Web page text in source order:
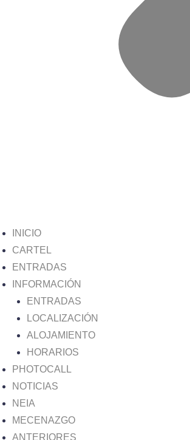
INICIO
CARTEL
ENTRADAS
INFORMACIÓN
ENTRADAS
LOCALIZACIÓN
ALOJAMIENTO
HORARIOS
PHOTOCALL
NOTICIAS
NEIA
MECENAZGO
ANTERIORES